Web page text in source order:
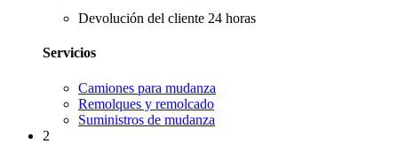
Devolución del cliente 24 horas
Servicios
Camiones para mudanza
Remolques y remolcado
Suministros de mudanza
2